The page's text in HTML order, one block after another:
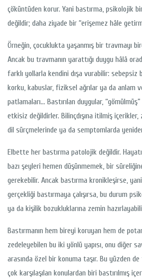
çöküntüden korur. Yani bastırma, psikolojik
değildir; daha ziyade bir “erişemez hâle
Örneğin, çocuklukta yaşanmış bir travmayı
Ancak bu travmanın yarattığı duygu hâlâ
farklı yollarla kendini dışa vurabilir: sebepsiz
korku, kabuslar, fiziksel ağrılar ya da anlam
patlamaları… Bastırılan duygular,
etkisiz değildirler. Bilinçdışına itilmiş
dil sürçmelerinde ya da semptomlarda
Elbette her bastırma patolojik değildir.
bazı şeyleri hemen düşünmemek, bir
gerekebilir. Ancak bastırma kronikleşirse,
gerçekliği bastırmaya çalışırsa, bu durum
ya da kişilik bozukluklarına zemin
Bastırmanın hem bireyi koruyan hem de
zedeleyebilen bu iki yönlü yapısı, onu diğer
arasında özel bir konuma taşır. Bu yüzden
çok karşılaşılan konulardan biri bastırılmış